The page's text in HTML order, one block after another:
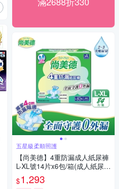
五星級柔順照護
【尚美德】4重防漏成人紙尿褲
L-XL號14片x6包/箱(成人紙尿褲
黏貼式 日用)
$1,293